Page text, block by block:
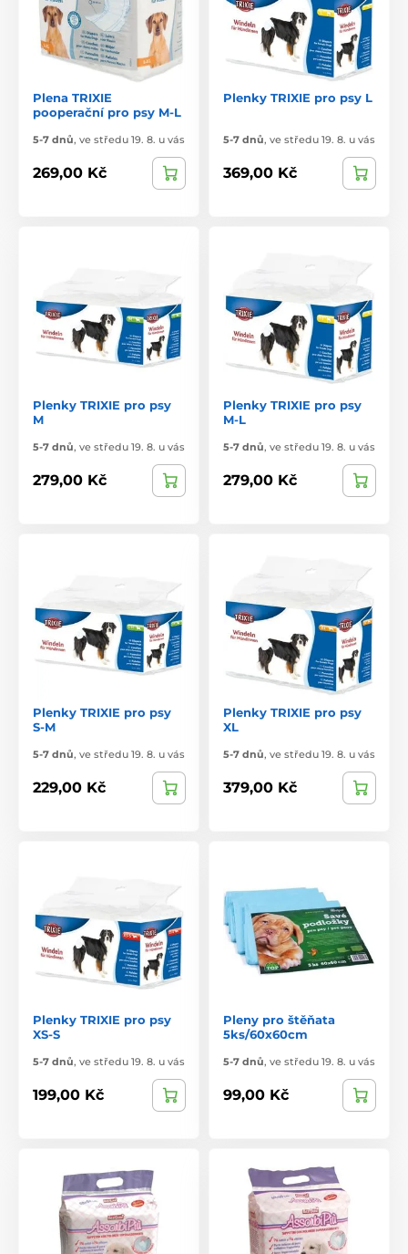
Plena TRIXIE
pooperační pro psy M-L
5-7 dnů, ve středu 19. 8. u vás
269,00 Kč
Plenky TRIXIE pro psy L
5-7 dnů, ve středu 19. 8. u vás
369,00 Kč
Plenky TRIXIE pro psy
M
5-7 dnů, ve středu 19. 8. u vás
279,00 Kč
Plenky TRIXIE pro psy
M-L
5-7 dnů, ve středu 19. 8. u vás
279,00 Kč
Plenky TRIXIE pro psy
S-M
5-7 dnů, ve středu 19. 8. u vás
229,00 Kč
Plenky TRIXIE pro psy
XL
5-7 dnů, ve středu 19. 8. u vás
379,00 Kč
Plenky TRIXIE pro psy
XS-S
5-7 dnů, ve středu 19. 8. u vás
199,00 Kč
Pleny pro štěňata
5ks/60x60cm
5-7 dnů, ve středu 19. 8. u vás
99,00 Kč